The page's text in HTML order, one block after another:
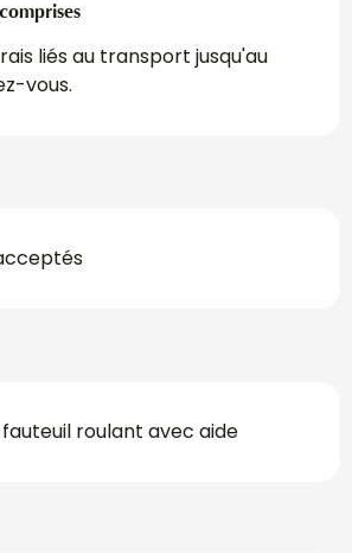
liés au transport jusqu'au
vous.
roulant avec aide